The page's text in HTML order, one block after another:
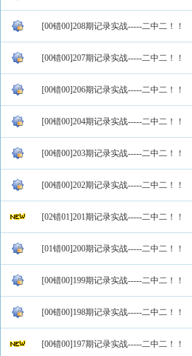
[00错00]208期记录实战-----二中二！！
[00错00]207期记录实战-----二中二！！
[00错00]206期记录实战-----二中二！！
[00错00]204期记录实战-----二中二！！
[00错00]203期记录实战-----二中二！！
[00错00]202期记录实战-----二中二！！
[02错01]201期记录实战-----二中二！！
[01错00]200期记录实战-----二中二！！
[00错00]199期记录实战-----二中二！！
[00错00]198期记录实战-----二中二！！
[00错00]197期记录实战-----二中二！！